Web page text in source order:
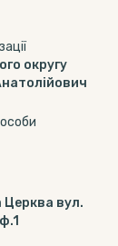
округу
Церква вул.